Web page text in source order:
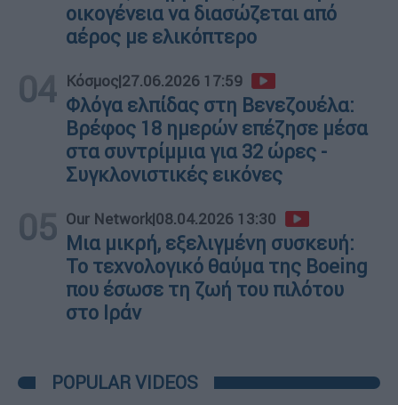
οικογένεια να διασώζεται από
αέρος με ελικόπτερο
04 Κόσμος|27.06.2026 17:59
Φλόγα ελπίδας στη Βενεζουέλα:
Βρέφος 18 ημερών επέζησε μέσα
στα συντρίμμια για 32 ώρες -
Συγκλονιστικές εικόνες
05 Our Network|08.04.2026 13:30
Μια μικρή, εξελιγμένη συσκευή:
Το τεχνολογικό θαύμα της Boeing
που έσωσε τη ζωή του πιλότου
στο Ιράν
POPULAR VIDEOS